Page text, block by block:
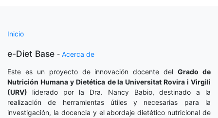
Inicio
e-Diet Base - Acerca de
Este es un proyecto de innovación docente delGrado de
Nutrición Humana y Dietética de la Universitat Rovira i Virgili
(URV) liderado por la Dra. Nancy Babio, destinado a la
realización de herramientas útiles y necesarias para la
investigación, la docencia y el abordaje dietético nutricional de